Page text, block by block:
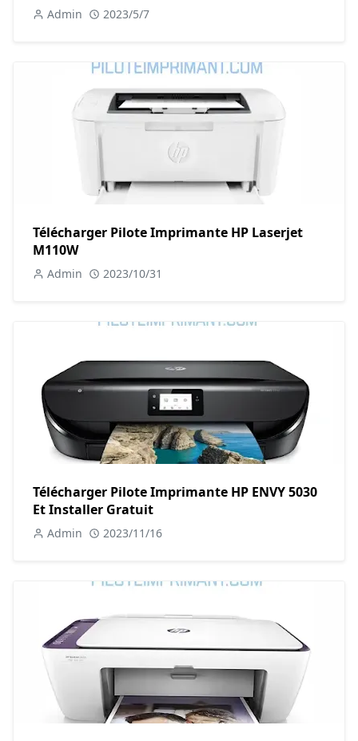
Admin 2023/5/7
Télécharger Pilote Imprimante HP Laserjet
M110W
Admin 2023/10/31
Télécharger Pilote Imprimante HP ENVY 5030
Et Installer Gratuit
Admin 2023/11/16